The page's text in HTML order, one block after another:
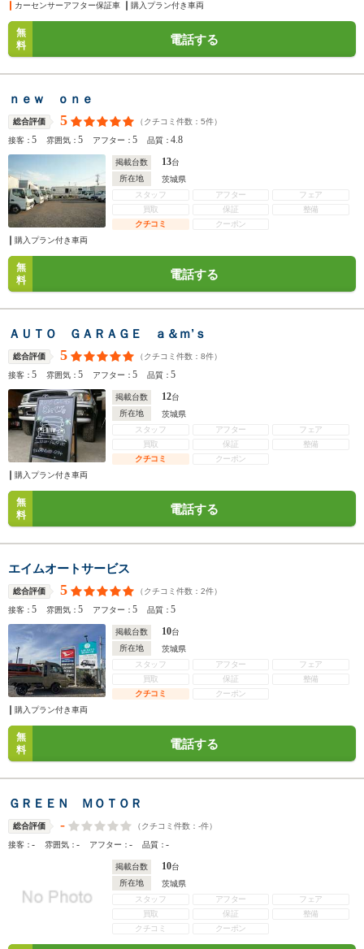
カーセンサーアフター保証車
購入プラン付き車両
無
料
電話する
ｎｅｗ ｏｎｅ
総合評価 5 （クチコミ件数： 5件）
接客：5 雰囲気：5 アフター：5 品質：4.8
掲載台数 13台
所在地
茨城県
スタッフ
アフター
フェア
買取
保証
整備
クチコミ
クーポン
購入プラン付き車両
無
料
電話する
ＡＵＴＯ ＧＡＲＡＧＥ ａ＆ｍ’ｓ
総合評価 5 （クチコミ件数： 8件）
接客：5 雰囲気：5 アフター：5 品質：5
掲載台数 12台
所在地
茨城県
スタッフ
アフター
フェア
買取
保証
整備
クチコミ
クーポン
購入プラン付き車両
無
料
電話する
エイムオートサービス
総合評価 5 （クチコミ件数： 2件）
接客：5 雰囲気：5 アフター：5 品質：5
掲載台数 10台
所在地
茨城県
スタッフ
アフター
フェア
買取
保証
整備
クチコミ
クーポン
購入プラン付き車両
無
料
電話する
ＧＲＥＥＮ ＭＯＴＯＲ
総合評価 - （クチコミ件数： -件）
接客：- 雰囲気：- アフター：- 品質：-
掲載台数 10台
所在地
茨城県
スタッフ
アフター
フェア
買取
保証
整備
クチコミ
クーポン